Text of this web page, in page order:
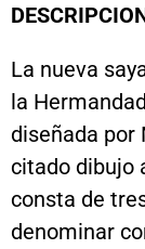
La nueva
la
diseñada por
citado dibujo
consta de
denominar